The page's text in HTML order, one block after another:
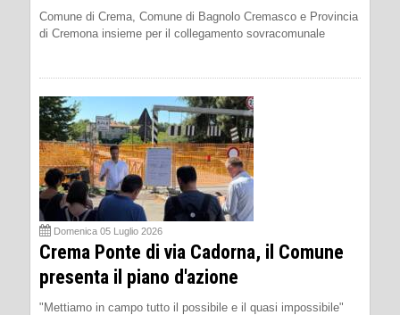
Comune di Crema, Comune di Bagnolo Cremasco e Provincia
di Cremona insieme per il collegamento sovracomunale
Domenica 05 Luglio 2026
Crema Ponte di via Cadorna, il Comune
presenta il piano d'azione
"Mettiamo in campo tutto il possibile e il quasi impossibile"